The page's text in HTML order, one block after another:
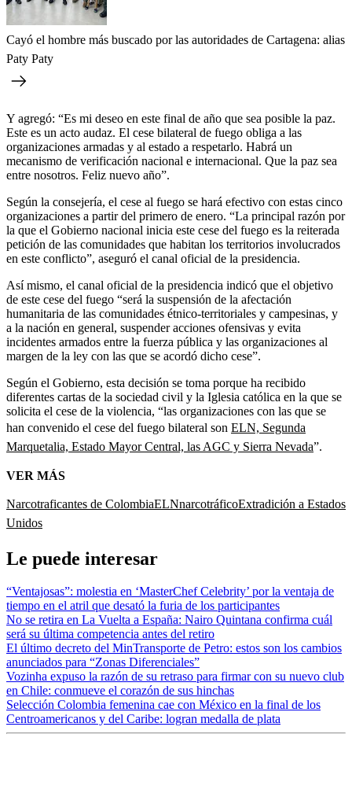
Cayó el hombre más buscado por las autoridades de Cartagena: alias
Paty Paty
Y agregó: “Es mi deseo en este final de año que sea posible la paz.
Este es un acto audaz. El cese bilateral de fuego obliga a las
organizaciones armadas y al estado a respetarlo. Habrá un
mecanismo de verificación nacional e internacional. Que la paz sea
entre nosotros. Feliz nuevo año”.
Según la consejería, el cese al fuego se hará efectivo con estas cinco
organizaciones a partir del primero de enero. “La principal razón por
la que el Gobierno nacional inicia este cese del fuego es la reiterada
petición de las comunidades que habitan los territorios involucrados
en este conflicto”, aseguró el canal oficial de la presidencia.
Así mismo, el canal oficial de la presidencia indicó que el objetivo
de este cese del fuego “será la suspensión de la afectación
humanitaria de las comunidades étnico-territoriales y campesinas, y
a la nación en general, suspender acciones ofensivas y evita
incidentes armados entre la fuerza pública y las organizaciones al
margen de la ley con las que se acordó dicho cese”.
Según el Gobierno, esta decisión se toma porque ha recibido
diferentes cartas de la sociedad civil y la Iglesia católica en la que se
solicita el cese de la violencia, “las organizaciones con las que se
han convenido el cese del fuego bilateral son ELN, Segunda
Marquetalia, Estado Mayor Central, las AGC y Sierra Nevada”.
VER MÁS
Narcotraficantes de ColombiaELNnarcotráficoExtradición a Estados
Unidos
Le puede interesar
“Ventajosas”: molestia en ‘MasterChef Celebrity’ por la ventaja de
tiempo en el atril que desató la furia de los participantes
No se retira en La Vuelta a España: Nairo Quintana confirma cuál
será su última competencia antes del retiro
El último decreto del MinTransporte de Petro: estos son los cambios
anunciados para “Zonas Diferenciales”
Vozinha expuso la razón de su retraso para firmar con su nuevo club
en Chile: conmueve el corazón de sus hinchas
Selección Colombia femenina cae con México en la final de los
Centroamericanos y del Caribe: logran medalla de plata